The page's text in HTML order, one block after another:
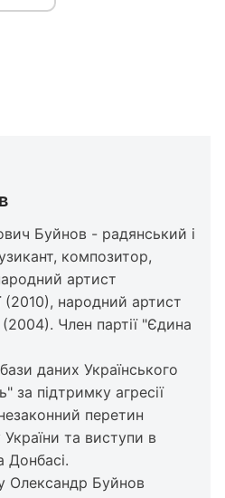
Буйнов - радянський і
композитор,
артист
(2010), народний артист
(2004). Член партії "Єдина
даних Українського
за підтримку агресії
перетин
та виступи в
Донбасі.
Олександр Буйнов